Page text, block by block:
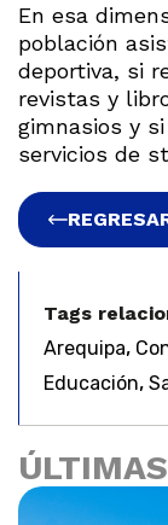
En esa
población
deportiva, si
revistas y
gimnasios y
servicios de
Tags
Arequipa,
Educación,